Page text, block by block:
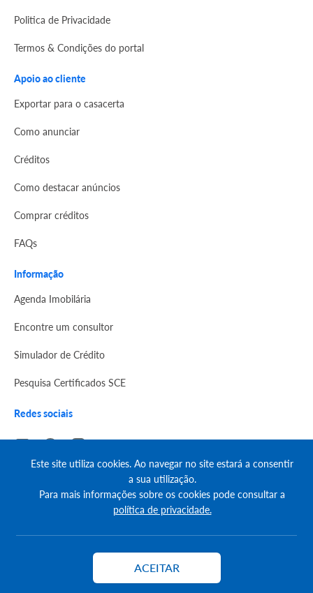
Politica de Privacidade
Termos & Condições do portal
Apoio ao cliente
Exportar para o casacerta
Como anunciar
Créditos
Como destacar anúncios
Comprar créditos
FAQs
Informação
Agenda Imobilária
Encontre um consultor
Simulador de Crédito
Pesquisa Certificados SCE
Redes sociais
© Copyright 2023 | CASACERTA. All rights reserved
Este site utiliza cookies. Ao navegar no site estará a consentir
a sua utilização.
Para mais informações sobre os cookies pode consultar a
política de privacidade.
ACEITAR